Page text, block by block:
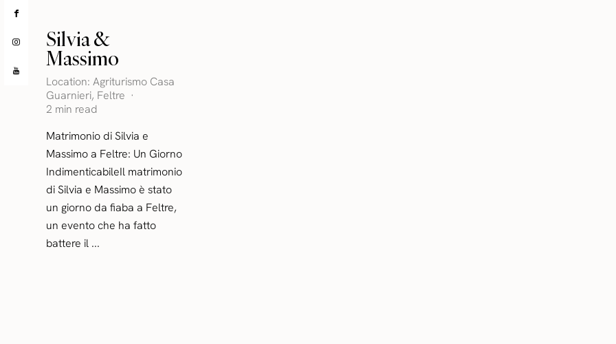
Silvia &
Massimo
Location:Agriturismo Casa
Guarnieri, Feltre
2 min read
Matrimonio di Silvia e
Massimo a Feltre: Un Giorno
IndimenticabileIl matrimonio
di Silvia e Massimo è stato
un giorno da fiaba a Feltre,
un evento che ha fatto
battere il ...